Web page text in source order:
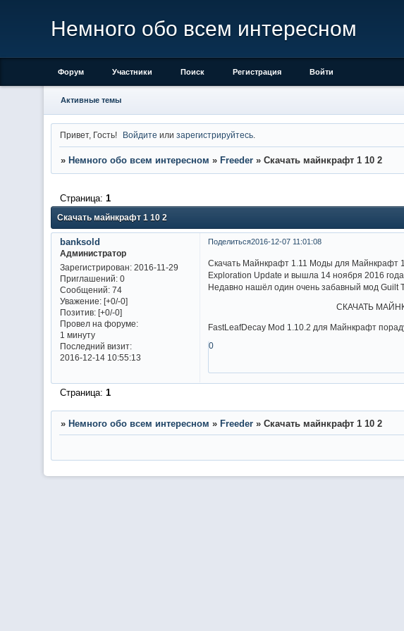
Немного обо всем интересном
Форум Участники Поиск Регистрация Войти
Активные темы
Привет, Гость! Войдите илизарегистрируйтесь
» Немного обо всем интересном » Freeder » Скачать майнкрафт 1 10 2
Скачать майнкрафт 1 10 2
Страница: 1
Поделиться2016-12-07 11:01:08
banksold
Администратор
Зарегистрирован: 2016-11-29
Приглашений:0
Сообщений:74
Уважение: [+0/-0]
Позитив: [+0/-0]
Провел на форуме:
1 минуту
Последний визит:
2016-12-14 10:55:13
Скачать Майнкрафт 1.11 Моды для Майнкрафт
Exploration Update и вышла 14 ноября 2016
Недавно нашёл один очень забавный мод Guilt
СКАЧАТЬ
FastLeafDecay Mod 1.10.2 для Майнкрафт
0
Страница: 1
» Немного обо всем интересном » Freeder » Скачать майнкрафт 1 10 2